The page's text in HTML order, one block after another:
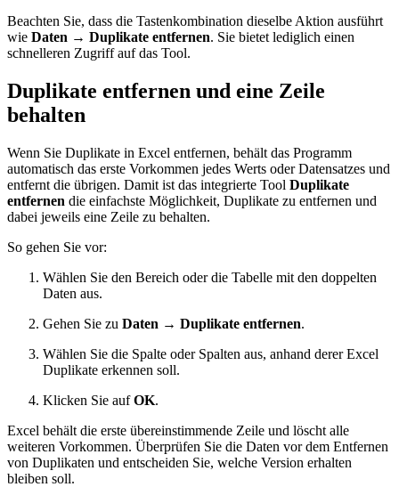
Beachten Sie, dass die Tastenkombination dieselbe Aktion ausführt
wie Daten → Duplikate entfernen. Sie bietet lediglich einen
schnelleren Zugriff auf das Tool.
Duplikate entfernen und eine Zeile
behalten
Wenn Sie Duplikate in Excel entfernen, behält das Programm
automatisch das erste Vorkommen jedes Werts oder Datensatzes und
entfernt die übrigen. Damit ist das integrierte Tool Duplikate
entfernen die einfachste Möglichkeit, Duplikate zu entfernen und
dabei jeweils eine Zeile zu behalten.
So gehen Sie vor:
Wählen Sie den Bereich oder die Tabelle mit den doppelten
Daten aus.
Gehen Sie zu Daten → Duplikate entfernen.
Wählen Sie die Spalte oder Spalten aus, anhand derer Excel
Duplikate erkennen soll.
Klicken Sie aufOK.
Excel behält die erste übereinstimmende Zeile und löscht alle
weiteren Vorkommen. Überprüfen Sie die Daten vor dem Entfernen
von Duplikaten und entscheiden Sie, welche Version erhalten
bleiben soll.